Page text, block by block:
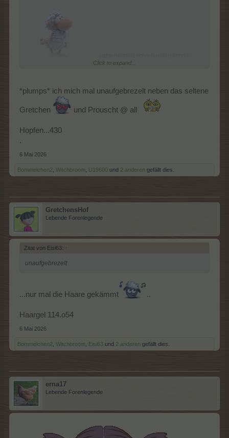
stösschen
Click to expand...
*plumps* ich mich mal unaufgebrezelt neben das seltene
Gretchen und Prouscht @ all
Hopfen...430
.
6 Mai 2026
Bommelchen2 Witchbroom U19600 und 2 anderen gefällt dies.
GretchensHof
Lebende Forenlegende
Zitat von Eisi63: ↑
unaufgebrezelt
...nur mal die Haare gekämmt ..
Haargel 114.o54
6 Mai 2026
Bommelchen2 Witchbroom Eisi63 und 2 anderen gefällt dies.
erna17
Lebende Forenlegende